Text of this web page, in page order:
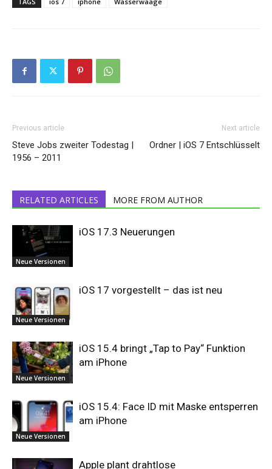
Previous article
Steve Jobs zweiter Todestag |
1956 – 2011
Next article
Ordner | iOS 7 Entschlüsselt
RELATED ARTICLES MORE FROM AUTHOR
Neue Versionen
iOS 17.3 Neuerungen
Neue Versionen
iOS 17 vorgestellt – das ist neu
Neue Versionen
iOS 15.4 bringt „Tap to Pay“ Funktion
am iPhone
Neue Versionen
iOS 15.4: Face ID mit Maske entsperren
am iPhone
Apple plant drahtlose